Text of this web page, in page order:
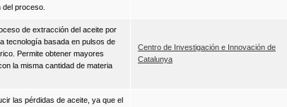
del proceso.
de extracción del aceite por
tecnología basada en pulsos de
Permite obtener mayores
la misma cantidad de materia
Centro de Investigación e Innovación de
Catalunya
las pérdidas de aceite, ya que el